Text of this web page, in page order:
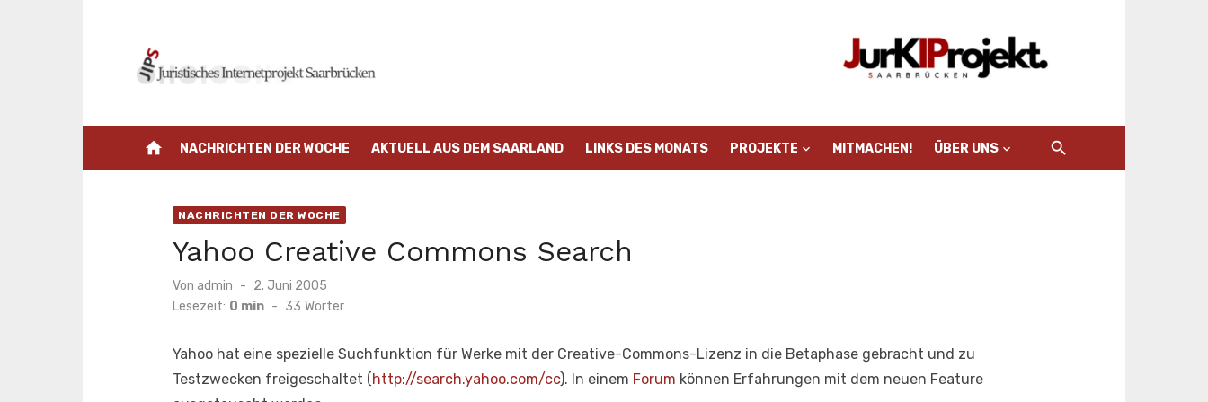
home NACHRICHTEN DER WOCHE AKTUELL AUS DEM SAARLAND LINKS DES MONATS PROJEKTE MITMACHEN! ÜBER UNS
NACHRICHTEN DER WOCHE
Yahoo Creative Commons Search
Von admin
Veröffentlicht
am
2. Juni 2005
Lesezeit: 0 min - 33 Wörter
Yahoo hat eine spezielle Suchfunktion für Werke mit der Creative-Commons-Lizenz in die Betaphase gebracht und zu
Testzwecken freigeschaltet (http://search.yahoo.com/cc). In einem Forum können Erfahrungen mit dem neuen Feature